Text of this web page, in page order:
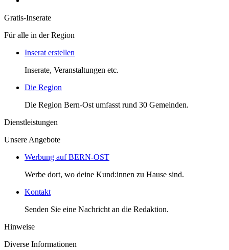
Gratis-Inserate
Für alle in der Region
Inserat erstellen
Inserate, Veranstaltungen etc.
Die Region
Die Region Bern-Ost umfasst rund 30 Gemeinden.
Dienstleistungen
Unsere Angebote
Werbung auf BERN-OST
Werbe dort, wo deine Kund:innen zu Hause sind.
Kontakt
Senden Sie eine Nachricht an die Redaktion.
Hinweise
Diverse Informationen